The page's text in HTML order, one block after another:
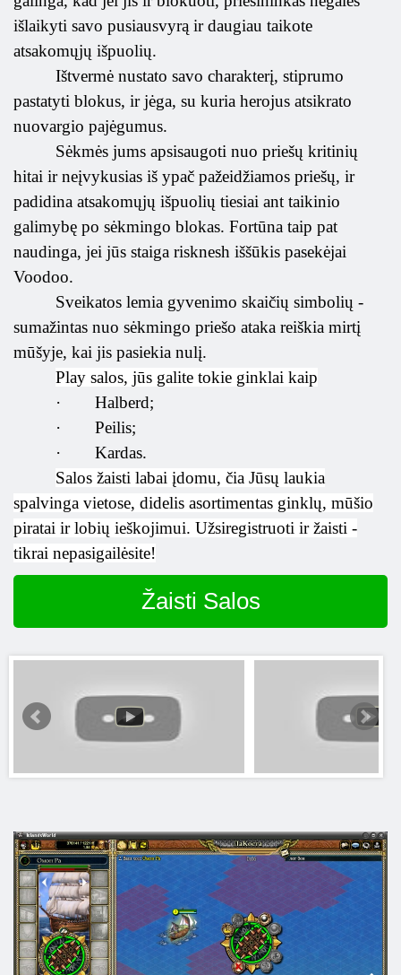
išlaikyti savo pusiausvyrą ir daugiau taikote
atsakomųjų išpuolių.
Ištvermė nustato savo charakterį, stiprumo
pastatyti blokus, ir jėga, su kuria herojus atsikrato
nuovargio pajėgumus.
Sėkmės jums apsisaugoti nuo priešų kritinių
hitai ir neįvykusias iš ypač pažeidžiamos priešų, ir
padidina atsakomųjų išpuolių tiesiai ant taikinio
galimybę po sėkmingo blokas. Fortūna taip pat
naudinga, jei jūs staiga risknesh iššūkis pasekėjai
Voodoo.
Sveikatos lemia gyvenimo skaičių simbolių -
sumažintas nuo sėkmingo priešo ataka reiškia mirtį
mūšyje, kai jis pasiekia nulį.
Play salos, jūs galite tokie ginklai kaip
·
Halberd;
·
Peilis;
·
Kardas.
Salos žaisti labai įdomu, čia Jūsų laukia
spalvinga vietose, didelis asortimentas ginklų, mūšio
piratai ir lobių ieškojimui. Užsiregistruoti ir žaisti -
tikrai nepasigailėsite!
Žaisti Salos